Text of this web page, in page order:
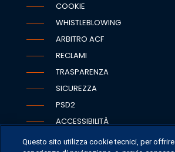
COOKIE
WHISTLEBLOWING
ARBITRO ACF
RECLAMI
TRASPARENZA
SICUREZZA
PSD2
ACCESSIBILITÀ
Questo sito utilizza cookie tecnici, per